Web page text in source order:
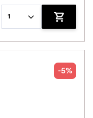
1
Zum
-5%